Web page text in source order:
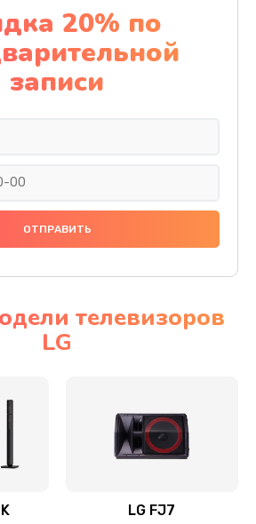
дисплея (экрана)
2000 руб.
Заказать
платы электроники
Прошивка
механики привода
кнопок, клавиш, индикаторов,
20% по
записи
телевизоров
LG
LG FJ7